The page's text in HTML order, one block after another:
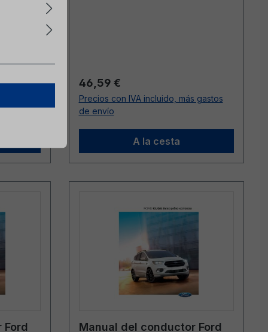
Precio normal:
46,59 €
Precios con IVA incluido, más gastos
de envío
A la cesta
Ford
Manual del conductor Ford